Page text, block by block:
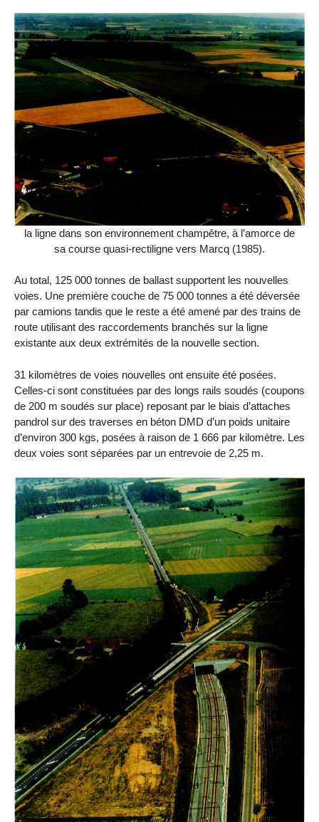
la ligne dans son environnement champêtre, à l’amorce de
sa course quasi-rectiligne vers Marcq (1985).
Au total, 125 000 tonnes de ballast supportent les nouvelles
voies. Une première couche de 75 000 tonnes a été déversée
par camions tandis que le reste a été amené par des trains de
route utilisant des raccordements branchés sur la ligne
existante aux deux extrémités de la nouvelle section.
31 kilomètres de voies nouvelles ont ensuite été posées.
Celles-ci sont constituées par des longs rails soudés (coupons
de 200 m soudés sur place) reposant par le biais d’attaches
pandrol sur des traverses en béton DMD d’un poids unitaire
d’environ 300 kgs, posées à raison de 1 666 par kilomètre. Les
deux voies sont séparées par un entrevoie de 2,25 m.